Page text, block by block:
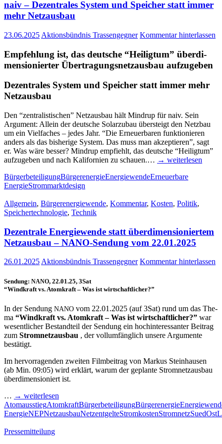
naiv – Dezen­tra­les Sys­tem und Spei­cher statt immer
mehr Netzausbau
23.06.2025 Aktionsbündnis Trassengegner Kommentar hinterlassen
Emp­feh­lung ist, das deut­sche “Hei­lig­tum” über­di­
men­sio­nier­ter Über­tra­gungs­netz­aus­bau aufzugeben
Dezen­tra­les Sys­tem und Spei­cher statt immer mehr
Netzausbau
Den “zen­tra­lis­ti­schen” Netz­aus­bau hält Min­drup für naiv. Sein
Argu­ment: Allein der deut­sche Solar­zu­bau über­steigt den Netz­bau
um ein Viel­fa­ches – jedes Jahr. “Die Erneu­er­ba­ren funk­tio­nie­ren
anders als das bis­he­ri­ge Sys­tem. Das muss man akzep­tie­ren”, sagt
er. Was wäre bes­ser? Min­drup emp­fiehlt, das deut­sche “Hei­lig­tum”
auf­zu­ge­ben und nach Kali­for­ni­en zu schau­en.… → wei­ter­le­sen
BürgerbeteiligungBürgerenergieEnergiewendeErneuerbare
EnergieStrommarktdesign
Allgemein, Bürgerenergiewende, Kommentar, Kosten, Politik,
Speichertechnologie, Technik
Dezen­tra­le Ener­gie­wen­de statt über­di­men­sio­nier­tem
Netz­aus­bau – NANO-Sen­dung vom 22.01.2025
26.01.2025 Aktionsbündnis Trassengegner Kommentar hinterlassen
Sen­dung: NANO, 22.01.25, 3Sat
“Wind­kraft vs. Atom­kraft – Was ist wirtschaftlicher?”
In der Sen­dung NANO vom 22.01.2025 (auf 3Sat) rund um das The­
ma “Wind­kraft vs. Atom­kraft – Was ist wirt­schaft­li­cher?” war
wesent­li­cher Bestand­teil der Sen­dung ein hoch­in­ter­es­san­ter Bei­trag
zum Strom­netz­aus­bau , der voll­um­fäng­lich unse­re Argu­men­te
bestätigt.
Im her­vor­ra­gen­den zwei­ten Film­bei­trag von Mar­kus Stein­hau­sen
(ab Min. 09:05) wird erklärt, war­um der geplan­te Strom­netz­aus­bau
über­di­men­sio­niert ist.
… → wei­ter­le­sen
AtomausstiegAtomkraftBürgerbeteiligungBürgerenergie
EnergieNEPNetzausbauNetzentgelteStromkostenStromnetz
Pressemitteilung